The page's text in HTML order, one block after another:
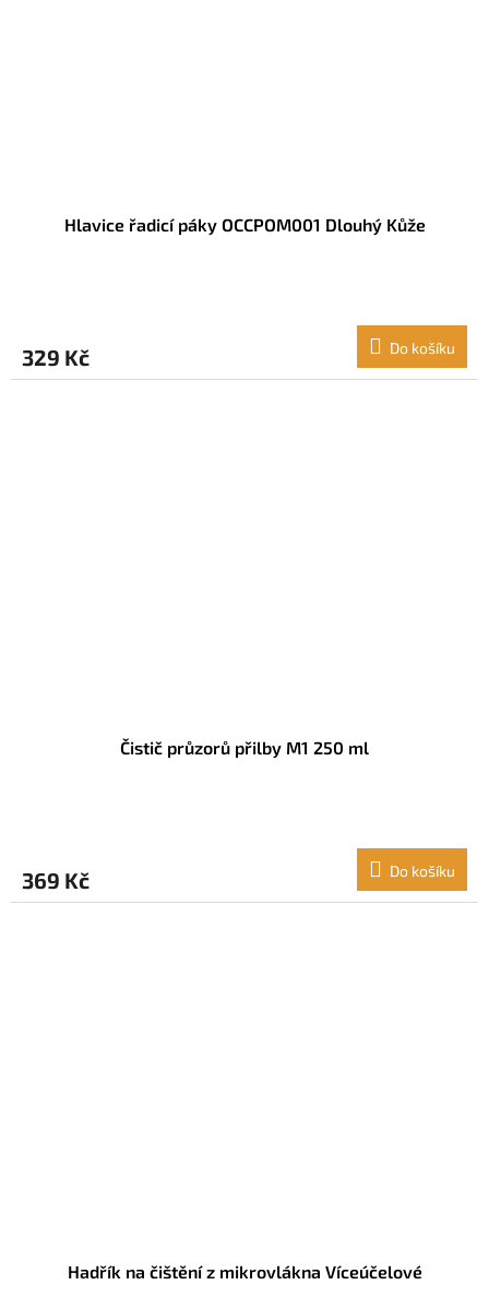
Hlavice řadicí páky OCCPOM001 Dlouhý Kůže
329 Kč Do košíku
Čistič průzorů přilby M1 250 ml
369 Kč Do košíku
Hadřík na čištění z mikrovlákna Víceúčelové